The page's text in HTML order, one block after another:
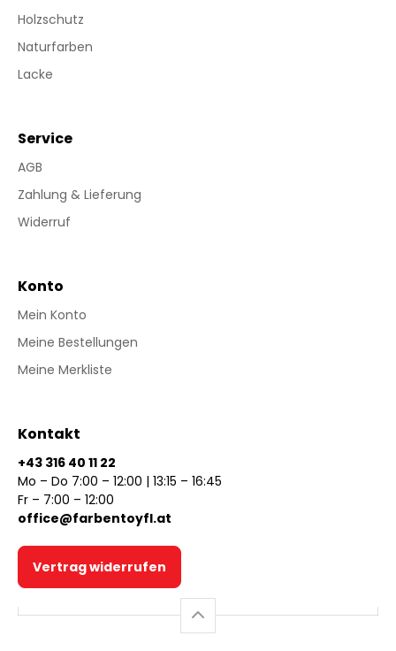
Holzschutz
Naturfarben
Lacke
Service
AGB
Zahlung & Lieferung
Widerruf
Konto
Mein Konto
Meine Bestellungen
Meine Merkliste
Kontakt
+43 316 40 11 22
Mo – Do 7:00 – 12:00 | 13:15 – 16:45
Fr – 7:00 – 12:00
office@farbentoyfl.at
Vertrag widerrufen